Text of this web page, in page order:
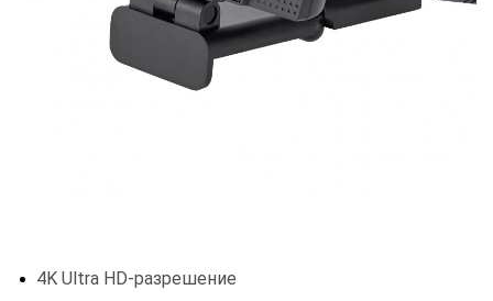
4K Ultra HD-разрешение